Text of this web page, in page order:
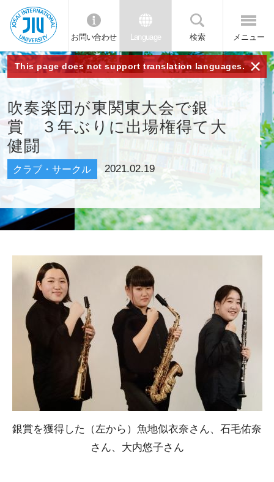
JIU 城西国
際大学
お問い合わせ Language 検索 メニュー
This page does not support translation languages. ×
吹奏楽団が東関東大会で銀
賞 ３年ぶりに出場権得て大
健闘
クラブ・サークル 2021.02.19
銀賞を獲得した（左から）魚地似衣奈さん、石毛佑奈
さん、大内悠子さん